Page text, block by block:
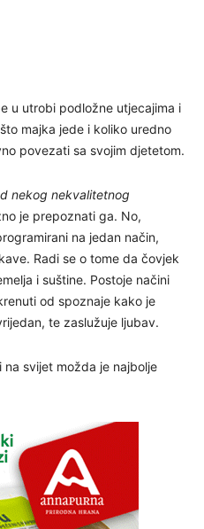
u utrobi podložne utjecajima i
majka jede i koliko uredno
povezati sa svojim djetetom.
nekog nekvalitetnog
je prepoznati ga. No,
na jedan način,
Radi se o tome da čovjek
i suštine. Postoje načini
od spoznaje kako je
te zaslužuje ljubav.
svijet možda je najbolje